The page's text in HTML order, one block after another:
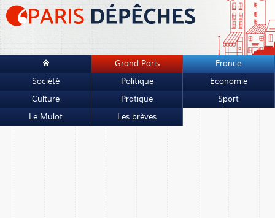
Grand Paris
France
Société
Politique
Economie
Culture
Pratique
Sport
Le Mulot
Les brèves